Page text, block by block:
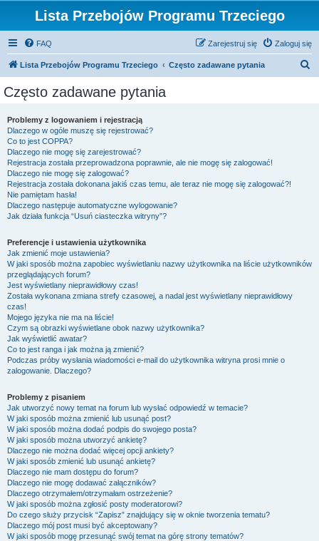
Lista Przebojów Programu Trzeciego
FAQ Zaloguj się
Zarejestruj się
Lista Przebojów Programu Trzeciego Często zadawane pytania
Często zadawane pytania
Problemy z logowaniem i rejestracją
Dlaczego w ogóle muszę się rejestrować?
Co to jest COPPA?
Dlaczego nie mogę się zarejestrować?
Rejestracja została przeprowadzona poprawnie, ale nie mogę się zalogować!
Dlaczego nie mogę się zalogować?
Rejestracja została dokonana jakiś czas temu, ale teraz nie mogę się zalogować?!
Nie pamiętam hasła!
Dlaczego następuje automatyczne wylogowanie?
Jak działa funkcja “Usuń ciasteczka witryny”?
Preferencje i ustawienia użytkownika
Jak zmienić moje ustawienia?
W jaki sposób można zapobiec wyświetlaniu nazwy użytkownika na liście użytkowników
przeglądających forum?
Jest wyświetlany nieprawidłowy czas!
Została wykonana zmiana strefy czasowej, a nadal jest wyświetlany nieprawidłowy
czas!
Mojego języka nie ma na liście!
Czym są obrazki wyświetlane obok nazwy użytkownika?
Jak wyświetlić awatar?
Co to jest ranga i jak można ją zmienić?
Podczas próby wysłania wiadomości e-mail do użytkownika witryna prosi mnie o
zalogowanie. Dlaczego?
Problemy z pisaniem
Jak utworzyć nowy temat na forum lub wysłać odpowiedź w temacie?
W jaki sposób można zmienić lub usunąć post?
W jaki sposób można dodać podpis do swojego posta?
W jaki sposób można utworzyć ankietę?
Dlaczego nie można dodać więcej opcji ankiety?
W jaki sposób zmienić lub usunąć ankietę?
Dlaczego nie mam dostępu do forum?
Dlaczego nie mogę dodawać załączników?
Dlaczego otrzymałem/otrzymałam ostrzeżenie?
W jaki sposób można zgłosić posty moderatorowi?
Do czego służy przycisk “Zapisz” znajdujący się w oknie tworzenia tematu?
Dlaczego mój post musi być akceptowany?
W jaki sposób mogę przesunąć swój temat na górę strony tematów?